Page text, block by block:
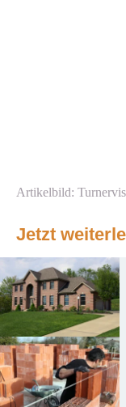
Artikelbild:
Jetzt